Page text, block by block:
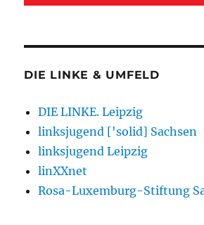
DIE LINKE & UMFELD
DIE LINKE. Leipzig
linksjugend ['solid] Sachsen
linksjugend Leipzig
linXXnet
Rosa-Luxemburg-Stiftung